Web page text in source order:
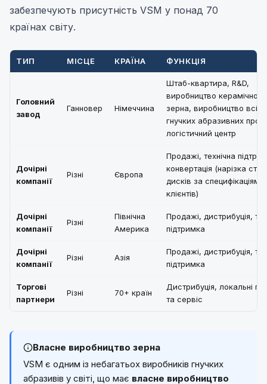
забезпечують присутність VSM у понад 70
країнах світу.
ТИП МІСЦЕ КРАЇНА ФУНКЦІЯ
Головний
завод
Ганновер Німеччина
Штаб-квартира, R&D,
виробництво керамічного
зерна, виробництво всіх
гнучких абразивних
логістичний центр
Дочірні
компанії
Різні Європа
Продажі, технічна
конвертація (нарізка
дисків за специфікаціями
клієнтів)
Дочірні
компанії
Різні
Північна
Америка
Продажі, дистрибуція,
підтримка
Дочірні
компанії
Різні Азія
Продажі, дистрибуція,
підтримка
Торгові
партнери
Різні 70+ країн
Дистрибуція, локальні
та сервіс
Власне виробництво зерна
VSM є одним із небагатьох виробників гнучких
абразивів у світі, що має власне виробництво